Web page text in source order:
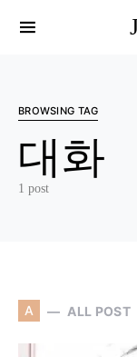
BROWSING TAG
대화
1 post
A ALL POST